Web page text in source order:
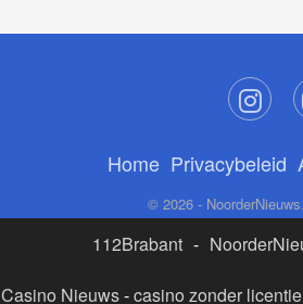
Home Privacybeleid
© 2026 -
112Brabant -
Casino Nieuws-casino zonder licentie